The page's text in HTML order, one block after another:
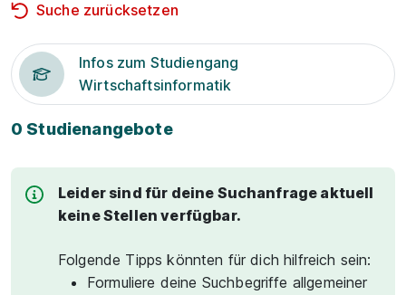
Suche zurücksetzen
Infos zum Studiengang
Wirtschaftsinformatik
0 Studienangebote
Leider sind für deine Suchanfrage aktuell
keine Stellen verfügbar.
Folgende Tipps könnten für dich hilfreich sein:
Formuliere deine Suchbegriffe allgemeiner